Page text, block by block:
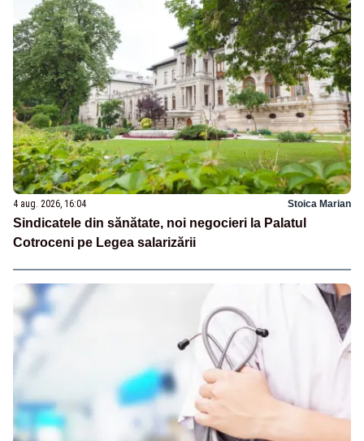
4 aug. 2026, 16:04 Stoica Marian
Sindicatele din sănătate, noi negocieri la Palatul
Cotroceni pe Legea salarizării